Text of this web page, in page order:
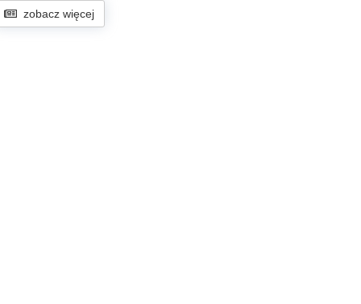
Państwowego Gospodarstwa Leśnego
Lasy Państwowe – Nadleśnictwa
zobacz więcej